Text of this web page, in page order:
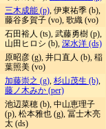
三木成能 (p), 伊東祐季 (b),
藤谷多賀子 (vo), 歌織 (vo)
石田裕人 (ts), 武藤勇樹 (p),
山田ヒロシ (b), 深水洋 (ds)
原昭彦 (g), 井口直人 (b), 稲
葉照美 (vo)
加藤崇之 (g), 杉山茂生 (b),
藤ノ木みか (per)
池辺菜穂 (b), 中山恵理子
(p), 松本雅也 (g), 冨士木亮
太 (ds)